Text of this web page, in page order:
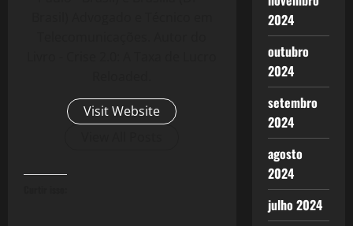
Visit Website
2024
outubro
2024
setembro
2024
agosto
2024
julho 2024